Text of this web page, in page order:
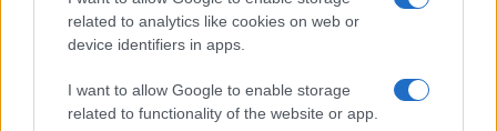
related to analytics like cookies on web or
device identifiers in apps.
I want to allow Google to enable storage
related to functionality of the website or app.